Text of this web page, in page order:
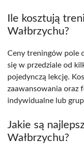
Ile kosztują
Wałbrzychu?
Ceny treningów pole
się w przedziale od
pojedynczą lekcję.
zaawansowania oraz
indywidualne lub
Jakie są
Wałbrzychu?